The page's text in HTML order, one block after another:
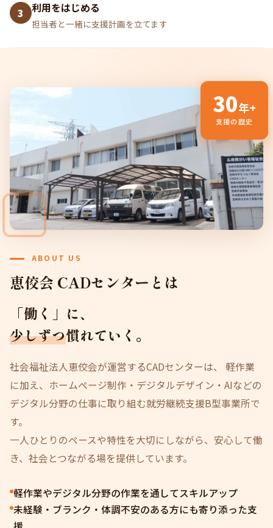
3 利用をはじめる
担当者と一緒に支援計画を立てます
30年+
支援の歴史
ABOUT US
恵佼会 CADセンターとは
「働く」に、
少しずつ慣れていく。
社会福祉法人恵佼会が運営するCADセンターは、 軽作業
に加え、ホームページ制作・デジタルデザイン・AIなどの
デジタル分野の仕事に取り組む就労継続支援B型事業所で
す。
一人ひとりのペースや特性を大切にしながら、安心して働
き、社会とつながる場を提供しています。
軽作業やデジタル分野の作業を通してスキルアップ
未経験・ブランク・体調不安のある方にも寄り添った支